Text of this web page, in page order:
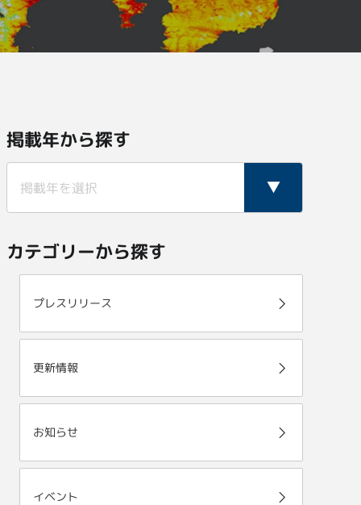
掲載年から探す
カテゴリーから探す
プレスリリース
更新情報
お知らせ
イベント